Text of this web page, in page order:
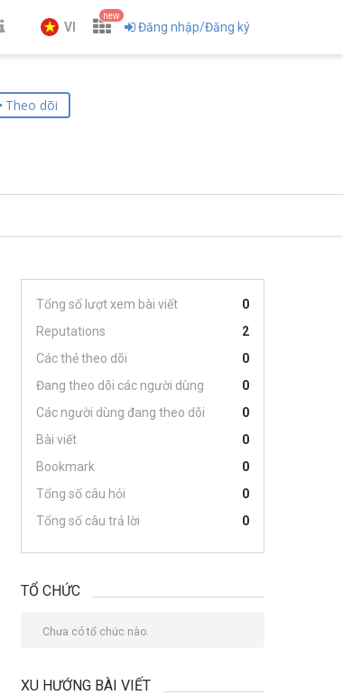
VI
new
Đăng nhập/Đăng ký
Theo dõi
Tổng số lượt xem bài viết
0
Reputations
2
Các thẻ theo dõi
0
Đang theo dõi các người dùng
0
Các người dùng đang theo dõi
0
Bài viết
0
Bookmark
0
Tổng số câu hỏi
0
Tổng số câu trả lời
0
TỔ CHỨC
Chưa có tổ chức nào.
XU HƯỚNG BÀI VIẾT